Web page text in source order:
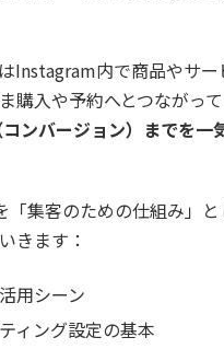
Instagram内で商品やサ
購入や予約へとつながって
ンバージョン）までを一
集客のための仕組み」
きます：
用シーン
ィング設定の基本